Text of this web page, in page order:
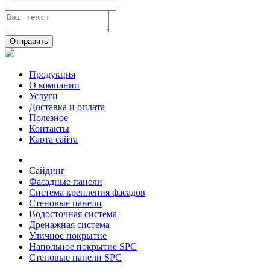
Отправить
Продукция
О компании
Услуги
Доставка и оплата
Полезное
Контакты
Карта сайта
Сайдинг
Фасадные панели
Система крепления фасадов
Стеновые панели
Водосточная система
Дренажная система
Уличное покрытие
Напольное покрытие SPC
Стеновые панели SPC